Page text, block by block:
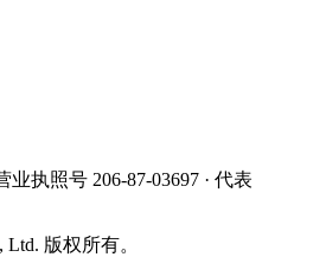
业执照号 206-87-03697 · 代表
Ltd. 版权所有。